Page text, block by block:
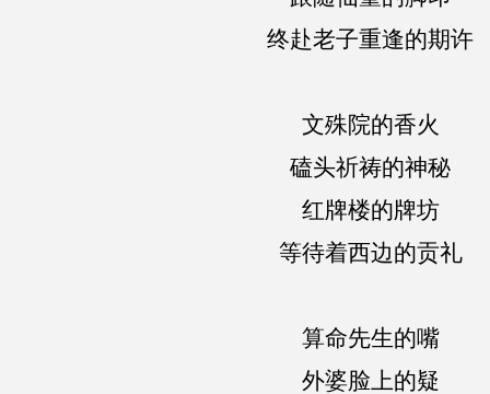
终赴老子重逢的期许
文殊院的香火
磕头祈祷的神秘
红牌楼的牌坊
等待着西边的贡礼
算命先生的嘴
外婆脸上的疑